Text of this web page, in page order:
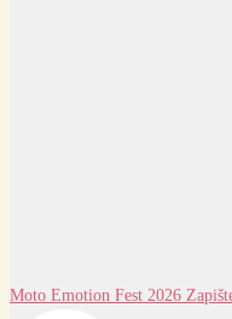
Moto Emotion Fest 2026